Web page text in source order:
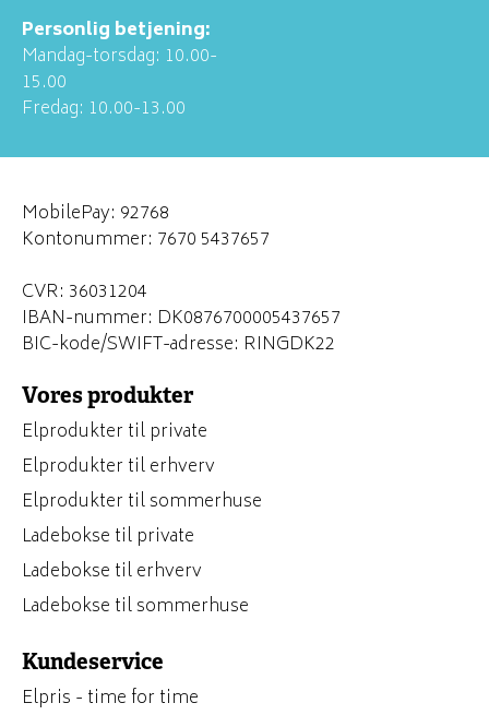
Personlig betjening:
Mandag-torsdag: 10.00-
15.00
Fredag: 10.00-13.00
MobilePay: 92768
Kontonummer: 7670 5437657
CVR: 36031204
IBAN-nummer: DK0876700005437657
BIC-kode/SWIFT-adresse: RINGDK22
Vores produkter
Elprodukter til private
Elprodukter til erhverv
Elprodukter til sommerhuse
Ladebokse til private
Ladebokse til erhverv
Ladebokse til sommerhuse
Kundeservice
Elpris - time for time